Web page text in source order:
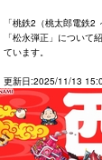
「桃鉄2（桃太郎電鉄
「松永弾正」について
ています。
更新日:2025/11/13